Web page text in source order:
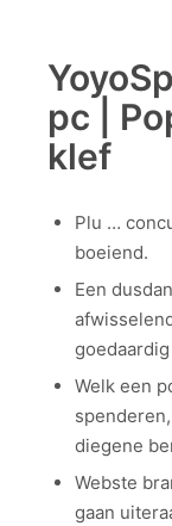
pc |
klef
Plu …
boeiend.
Een
Welk een
diegene
Webste
gaan